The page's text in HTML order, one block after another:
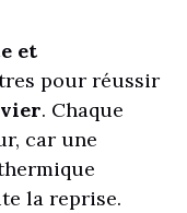
et
pour réussir
. Chaque
car une
la reprise.